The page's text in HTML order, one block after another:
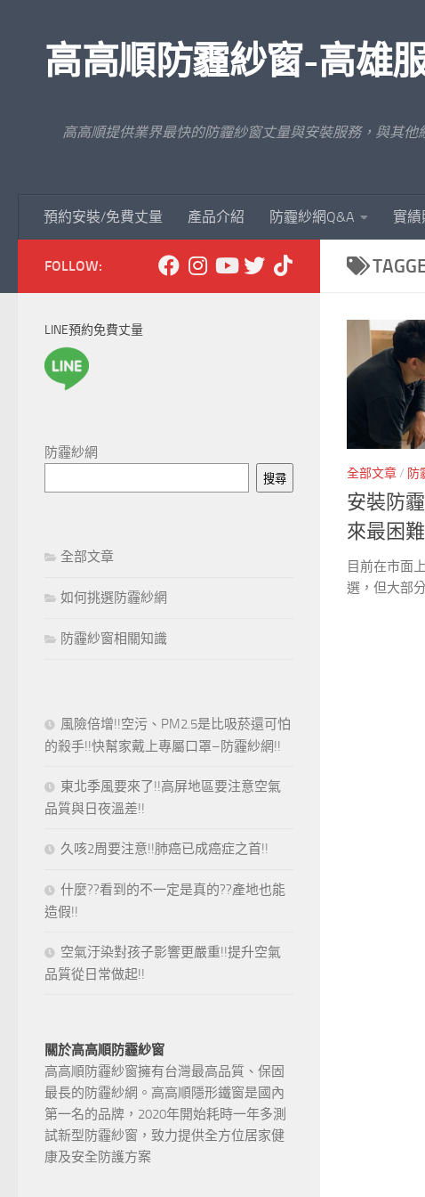
高高順防霾紗窗-高雄
高高順提供業界最快的防霾紗窗丈量與安裝服務，與其
預約安裝/免費丈量 產品介紹 防霾紗網Q&A 實績
全部文章/ 防
安裝防
來最困
目前在市面
選，但大部
FOLLOW:
LINE預約免費丈量
防霾紗網
搜尋
全部文章
如何挑選防霾紗網
防霾紗窗相關知識
風險倍增!!空污、PM2.5是比吸菸還可怕
的殺手!!快幫家戴上專屬口罩–防霾紗網!!
東北季風要來了!!高屏地區要注意空氣
品質與日夜溫差!!
久咳2周要注意!!肺癌已成癌症之首!!
什麼??看到的不一定是真的??產地也能
造假!!
空氣汙染對孩子影響更嚴重!!提升空氣
品質從日常做起!!
關於高高順防霾紗窗
高高順防霾紗窗擁有台灣最高品質、保固
最長的防霾紗網。高高順隱形鐵窗是國內
第一名的品牌，2020年開始耗時一年多測
試新型防霾紗窗，致力提供全方位居家健
康及安全防護方案